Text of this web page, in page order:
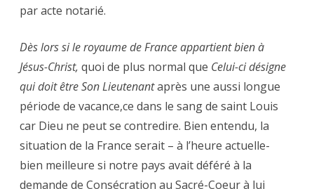
par acte notarié.
Dès lors si le royaume de France appartient bien à
Jésus-Christ, quoi de plus normal que Celui-ci désigne
qui doit être Son Lieutenantaprès une aussi longue
période de vacance,ce dans le sang de saint Louis
car Dieu ne peut se contredire. Bien entendu, la
situation de la France serait – à l’heure actuelle-
bien meilleure si notre pays avait déféré à la
demande de Consécration au Sacré-Coeur à lui